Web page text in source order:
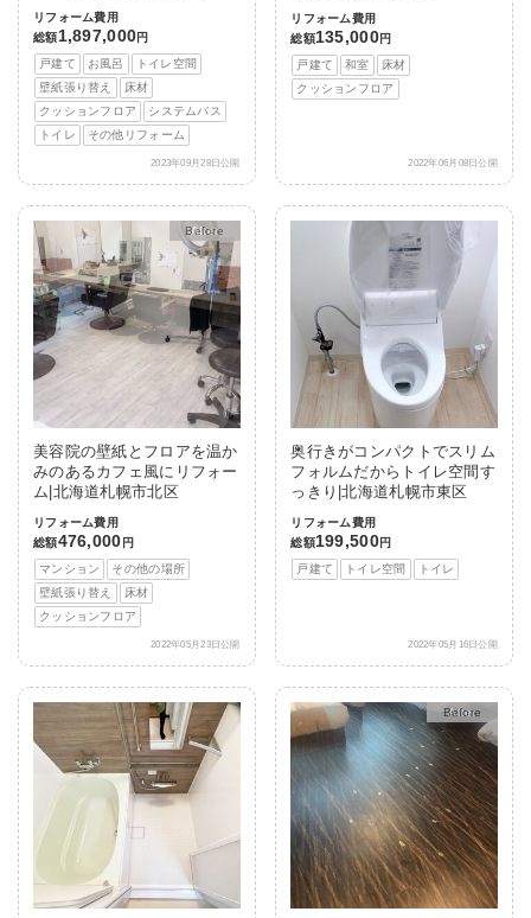
リフォーム費用
総額1,897,000円
戸建て
お風呂
トイレ空間
壁紙張り替え
床材
クッションフロア
システムバス
トイレ
その他リフォーム
2023年09月28日公開
リフォーム費用
総額135,000円
戸建て
和室
床材
クッションフロア
2022年06月08日公開
After
美容院の壁紙とフロアを温か
みのあるカフェ風にリフォー
ム|北海道札幌市北区
リフォーム費用
総額476,000 円
マンション
その他の場所
壁紙張り替え
床材
クッションフロア
2022年05月23日公開
奥行きがコンパクトでスリム
フォルムだからトイレ空間す
っきり|北海道札幌市東区
リフォーム費用
総額199,500円
戸建て
トイレ空間 トイレ
2022年05月16日公開
After